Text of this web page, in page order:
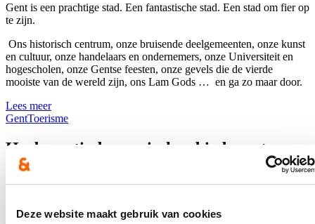
Deze website maakt gebruik van cookies
Gent is een prachtige stad. Een fantastische stad. Een stad om fier op
te zijn.
Ons historisch centrum, onze bruisende deelgemeenten, onze kunst
en cultuur, onze handelaars en ondernemers, onze Universiteit en
hogescholen, onze Gentse feesten, onze gevels die de vierde
mooiste van de wereld zijn, ons Lam Gods … en ga zo maar door.
Lees meer
GentToerisme
Herbevestigd agrarisch gebied moet voor
landbouw gebruikt worden en bosgebied
voor bosaanplant!
01/03/21